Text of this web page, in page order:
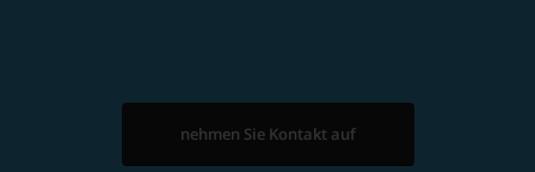
nehmen Sie Kontakt auf